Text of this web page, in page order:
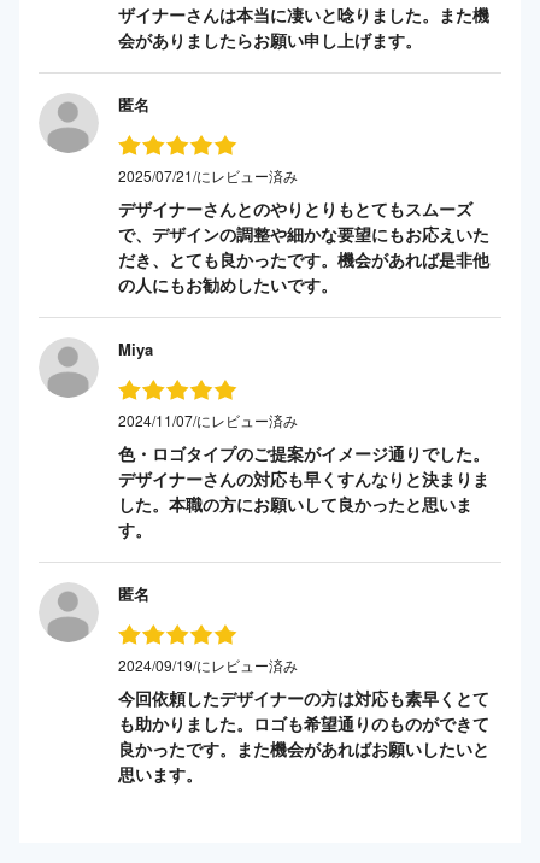
ザイナーさんは本当に凄いと唸りました。また機
会がありましたらお願い申し上げます。
匿名
2025/07/21/にレビュー済み
デザイナーさんとのやりとりもとてもスムーズ
で、デザインの調整や細かな要望にもお応えいた
だき、とても良かったです。機会があれば是非他
の人にもお勧めしたいです。
Miya
2024/11/07/にレビュー済み
色・ロゴタイプのご提案がイメージ通りでした。
デザイナーさんの対応も早くすんなりと決まりま
した。本職の方にお願いして良かったと思いま
す。
匿名
2024/09/19/にレビュー済み
今回依頼したデザイナーの方は対応も素早くとて
も助かりました。ロゴも希望通りのものができて
良かったです。また機会があればお願いしたいと
思います。